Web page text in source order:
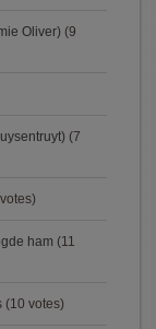
Oliver) (9
(7
ham (11
(10 votes)